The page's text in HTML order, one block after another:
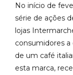
No início de
série de ações
lojas
consumidores
de um café
esta marca,